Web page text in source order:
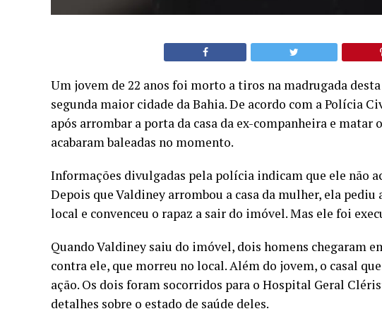
Um jovem de 22 anos foi morto a tiros na madrugada
segunda maior cidade da Bahia. De acordo com a Polícia
após arrombar a porta da casa da ex-companheira e matar
acabaram baleadas no momento.
Informações divulgadas pela polícia indicam que ele não
Depois que Valdiney arrombou a casa da mulher, ela pediu
local e convenceu o rapaz a sair do imóvel. Mas ele foi
Quando Valdiney saiu do imóvel, dois homens chegaram
contra ele, que morreu no local. Além do jovem, o casal
ação. Os dois foram socorridos para o Hospital Geral
detalhes sobre o estado de saúde deles.